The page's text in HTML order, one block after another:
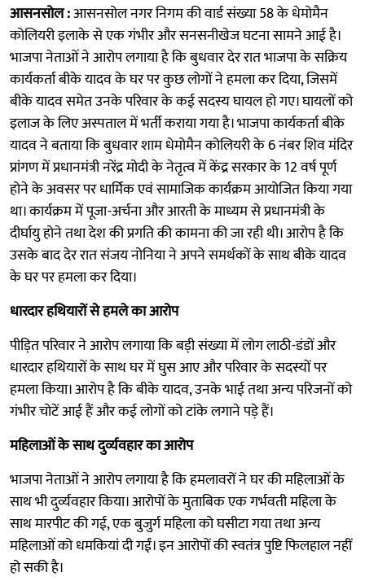
आसनसोल :आसनसोल नगर निगम की वार्ड संख्या 58 के धेमोमैन
कोलियरी इलाके से एक गंभीर और सनसनीखेज घटना सामने आई है।
भाजपा नेताओं ने आरोप लगाया है कि बुधवार देर रात भाजपा के सक्रिय
कार्यकर्ता बीके यादव के घर पर कुछ लोगों ने हमला कर दिया, जिसमें
बीके यादव समेत उनके परिवार के कई सदस्य घायल हो गए। घायलों को
इलाज के लिए अस्पताल में भर्ती कराया गया है। भाजपा कार्यकर्ता बीके
यादव ने बताया कि बुधवार शाम धेमोमैन कोलियरी के 6 नंबर शिव मंदिर
प्रांगण में प्रधानमंत्री नरेंद्र मोदी के नेतृत्व में केंद्र सरकार के 12 वर्ष पूर्ण
होने के अवसर पर धार्मिक एवं सामाजिक कार्यक्रम आयोजित किया गया
था। कार्यक्रम में पूजा-अर्चना और आरती के माध्यम से प्रधानमंत्री के
दीर्घायु होने तथा देश की प्रगति की कामना की जा रही थी। आरोप है कि
उसके बाद देर रात संजय नोनिया ने अपने समर्थकों के साथ बीके यादव
के घर पर हमला कर दिया।
धारदार हथियारों से हमले का आरोप
पीड़ित परिवार ने आरोप लगाया कि बड़ी संख्या में लोग लाठी-डंडों और
धारदार हथियारों के साथ घर में घुस आए और परिवार के सदस्यों पर
हमला किया। आरोप है कि बीके यादव, उनके भाई तथा अन्य परिजनों को
गंभीर चोटें आई हैं और कई लोगों को टांके लगाने पड़े हैं।
महिलाओं के साथ दुर्व्यवहार का आरोप
भाजपा नेताओं ने आरोप लगाया है कि हमलावरों ने घर की महिलाओं के
साथ भी दुर्व्यवहार किया। आरोपों के मुताबिक एक गर्भवती महिला के
साथ मारपीट की गई, एक बुजुर्ग महिला को घसीटा गया तथा अन्य
महिलाओं को धमकियां दी गईं। इन आरोपों की स्वतंत्र पुष्टि फिलहाल नहीं
हो सकी है।